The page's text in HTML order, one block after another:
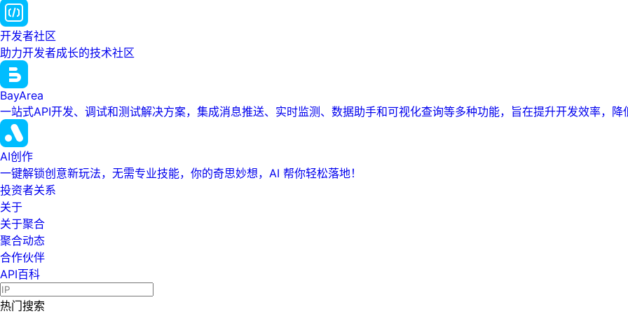
开发者社区
助力开发者成长的技术社区
BayArea
一站式API开发、调试和测试解决方案，集成消息推送、实时监测、数据助手和可视化查询等多种功能，旨在提升开发效率，降
AI创作
一键解锁创意新玩法，无需专业技能，你的奇思妙想，AI 帮你轻松落地！
投资者关系
关于
关于聚合
聚合动态
合作伙伴
API百科
热门搜索